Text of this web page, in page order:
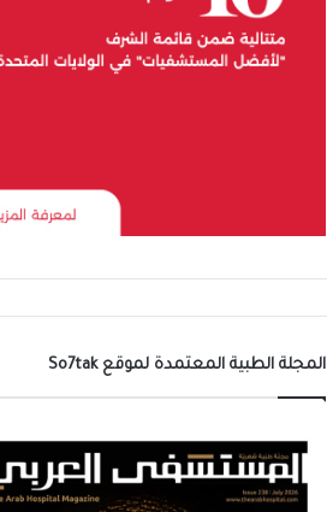
المجلة الطبية المعتمدة لموقع So7tak